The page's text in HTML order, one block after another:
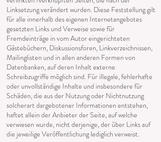
Linksetzung verändert wurden. Diese Feststellung gilt
für alle innerhalb des eigenen Internetangebotes
gesetzten Links und Verweise sowie für
Fremdeinträge in vom Autor eingerichteten
Gästebüchern, Diskussionsforen, Linkverzeichnissen,
Mailinglisten und in allen anderen Formen von
Datenbanken, auf deren Inhalt externe
Schreibzugriffe möglich sind. Für illegale, fehlerhafte
oder unvollständige Inhalte und insbesondere für
Schäden, die aus der Nutzung oder Nichtnutzung
solcherart dargebotener Informationen entstehen,
haftet allein der Anbieter der Seite, auf welche
verwiesen wurde, nicht derjenige, der über Links auf
die jeweilige Veröffentlichung lediglich verweist.